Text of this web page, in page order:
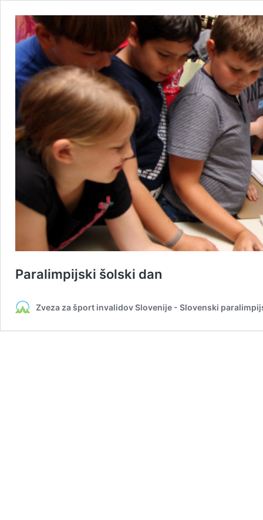
Paralimpijski šolski dan
Zveza za šport invalidov Slovenije - Slovenski